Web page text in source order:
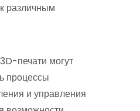
различным
печати могут
процессы
и управления